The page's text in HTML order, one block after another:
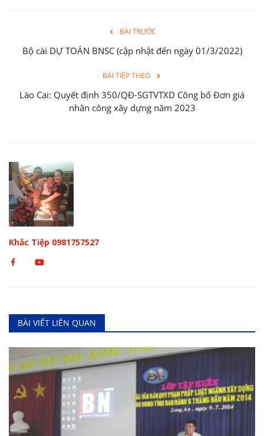
BÀI TRƯỚC
Bộ cài DỰ TOÁN BNSC (cập nhật đến ngày 01/3/2022)
BÀI TIẾP THEO
Lào Cai: Quyết định 350/QĐ-SGTVTXD Công bố Đơn giá
nhân công xây dựng năm 2023
Khắc Tiệp 0981757527
BÀI VIẾT LIÊN QUAN